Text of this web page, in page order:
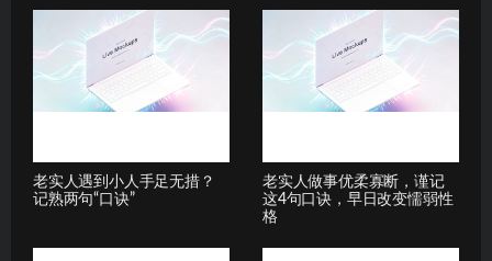
老实人遇到小人手足无措？
记熟两句“口诀”
老实人做事优柔寡断，谨记
这4句口诀，早日改变懦弱性
格